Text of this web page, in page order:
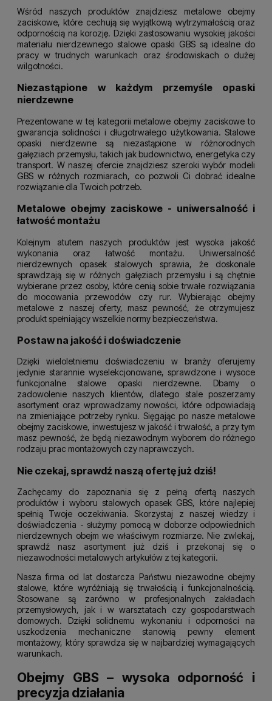
Wśród naszych produktów znajdziesz metalowe obejmy
zaciskowe, które cechują się wyjątkową wytrzymałością oraz
odpornością na korozję. Dzięki zastosowaniu wysokiej jakości
materiału nierdzewnego stalowe opaski GBS są idealne do
pracy w trudnych warunkach oraz środowiskach o dużej
wilgotności.
Niezastąpione w każdym przemyśle opaski
nierdzewne
Prezentowane w tej kategorii metalowe obejmy zaciskowe to
gwarancja solidności i długotrwałego użytkowania. Stalowe
opaski nierdzewne są niezastąpione w różnorodnych
gałęziach przemysłu, takich jak budownictwo, energetyka czy
transport. W naszej ofercie znajdziesz szeroki wybór modeli
GBS w różnych rozmiarach, co pozwoli Ci dobrać idealne
rozwiązanie dla Twoich potrzeb.
Metalowe obejmy zaciskowe - uniwersalność i
łatwość montażu
Kolejnym atutem naszych produktów jest wysoka jakość
wykonania oraz łatwość montażu. Uniwersalność
nierdzewnych opasek stalowych sprawia, że doskonale
sprawdzają się w różnych gałęziach przemysłu i są chętnie
wybierane przez osoby, które cenią sobie trwałe rozwiązania
do mocowania przewodów czy rur. Wybierając obejmy
metalowe z naszej oferty, masz pewność, że otrzymujesz
produkt spełniający wszelkie normy bezpieczeństwa.
Postaw na jakość i doświadczenie
Dzięki wieloletniemu doświadczeniu w branży oferujemy
jedynie starannie wyselekcjonowane, sprawdzone i wysoce
funkcjonalne stalowe opaski nierdzewne. Dbamy o
zadowolenie naszych klientów, dlatego stale poszerzamy
asortyment oraz wprowadzamy nowości, które odpowiadają
na zmieniające potrzeby rynku. Sięgając po nasze metalowe
obejmy zaciskowe, inwestujesz w jakość i trwałość, a przy tym
masz pewność, że będą niezawodnym wyborem do różnego
rodzaju prac montażowych czy naprawczych.
Nie czekaj, sprawdź naszą ofertę już dziś!
Zachęcamy do zapoznania się z pełną ofertą naszych
produktów i wyboru stalowych opasek GBS, które najlepiej
spełnią Twoje oczekiwania. Skorzystaj z naszej wiedzy i
doświadczenia - służymy pomocą w doborze odpowiednich
nierdzewnych obejm we właściwym rozmiarze. Nie zwlekaj,
sprawdź nasz asortyment już dziś i przekonaj się o
niezawodności metalowych artykułów z tej kategorii.
Nasza firma od lat dostarcza Państwu niezawodne obejmy
stalowe, które wyróżniają się trwałością i funkcjonalnością.
Stosowane są zarówno w profesjonalnych zakładach
przemysłowych, jak i w warsztatach czy gospodarstwach
domowych. Dzięki solidnemu wykonaniu i odporności na
uszkodzenia mechaniczne stanowią pewny element
montażowy, który sprawdza się w najbardziej wymagających
warunkach.
Obejmy GBS – wysoka odporność i
precyzja działania